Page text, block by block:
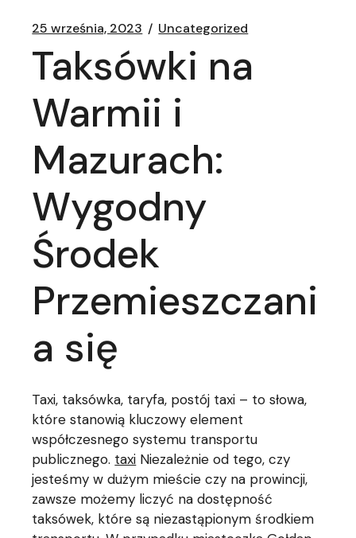
25 września, 2023 Uncategorized
Taksówki na
Warmii i
Mazurach:
Wygodny
Środek
Przemieszczani
a się
Taxi, taksówka, taryfa, postój taxi – to słowa,
które stanowią kluczowy element
współczesnego systemu transportu
publicznego. taxi Niezależnie od tego, czy
jesteśmy w dużym mieście czy na prowincji,
zawsze możemy liczyć na dostępność
taksówek, które są niezastąpionym środkiem